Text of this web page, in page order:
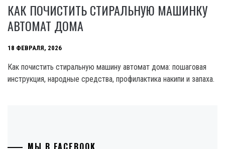
КАК ПОЧИСТИТЬ СТИРАЛЬНУЮ МАШИНКУ
АВТОМАТ ДОМА
18 ФЕВРАЛЯ, 2026
Как почистить стиральную машину автомат дома: пошаговая
инструкция, народные средства, профилактика накипи и запаха.
МЫ В FACEBOOK